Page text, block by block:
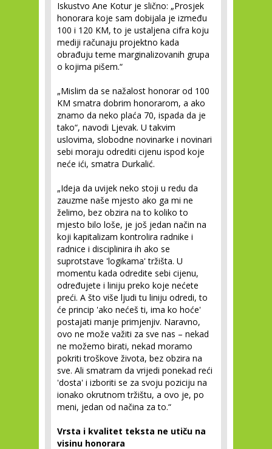
Iskustvo Ane Kotur je slično: „Prosjek
honorara koje sam dobijala je između
100 i 120 KM, to je ustaljena cifra koju
mediji računaju projektno kada
obrađuju teme marginalizovanih grupa
o kojima pišem.“
„Mislim da se nažalost honorar od 100
KM smatra dobrim honorarom, a ako
znamo da neko plaća 70, ispada da je
tako“, navodi Ljevak. U takvim
uslovima, slobodne novinarke i novinari
sebi moraju odrediti cijenu ispod koje
neće ići, smatra Durkalić.
„Ideja da uvijek neko stoji u redu da
zauzme naše mjesto ako ga mi ne
želimo, bez obzira na to koliko to
mjesto bilo loše, je još jedan način na
koji kapitalizam kontrolira radnike i
radnice i disciplinira ih ako se
suprotstave 'logikama' tržišta. U
momentu kada odredite sebi cijenu,
određujete i liniju preko koje nećete
preći. A što više ljudi tu liniju odredi, to
će princip 'ako nećeš ti, ima ko hoće'
postajati manje primjenjiv. Naravno,
ovo ne može važiti za sve nas – nekad
ne možemo birati, nekad moramo
pokriti troškove života, bez obzira na
sve. Ali smatram da vrijedi ponekad reći
'dosta' i izboriti se za svoju poziciju na
ionako okrutnom tržištu, a ovo je, po
meni, jedan od načina za to.“
Vrsta i kvalitet teksta ne utiču na
visinu honorara